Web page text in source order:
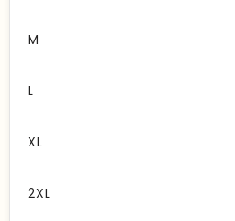
M
L
XL
2XL